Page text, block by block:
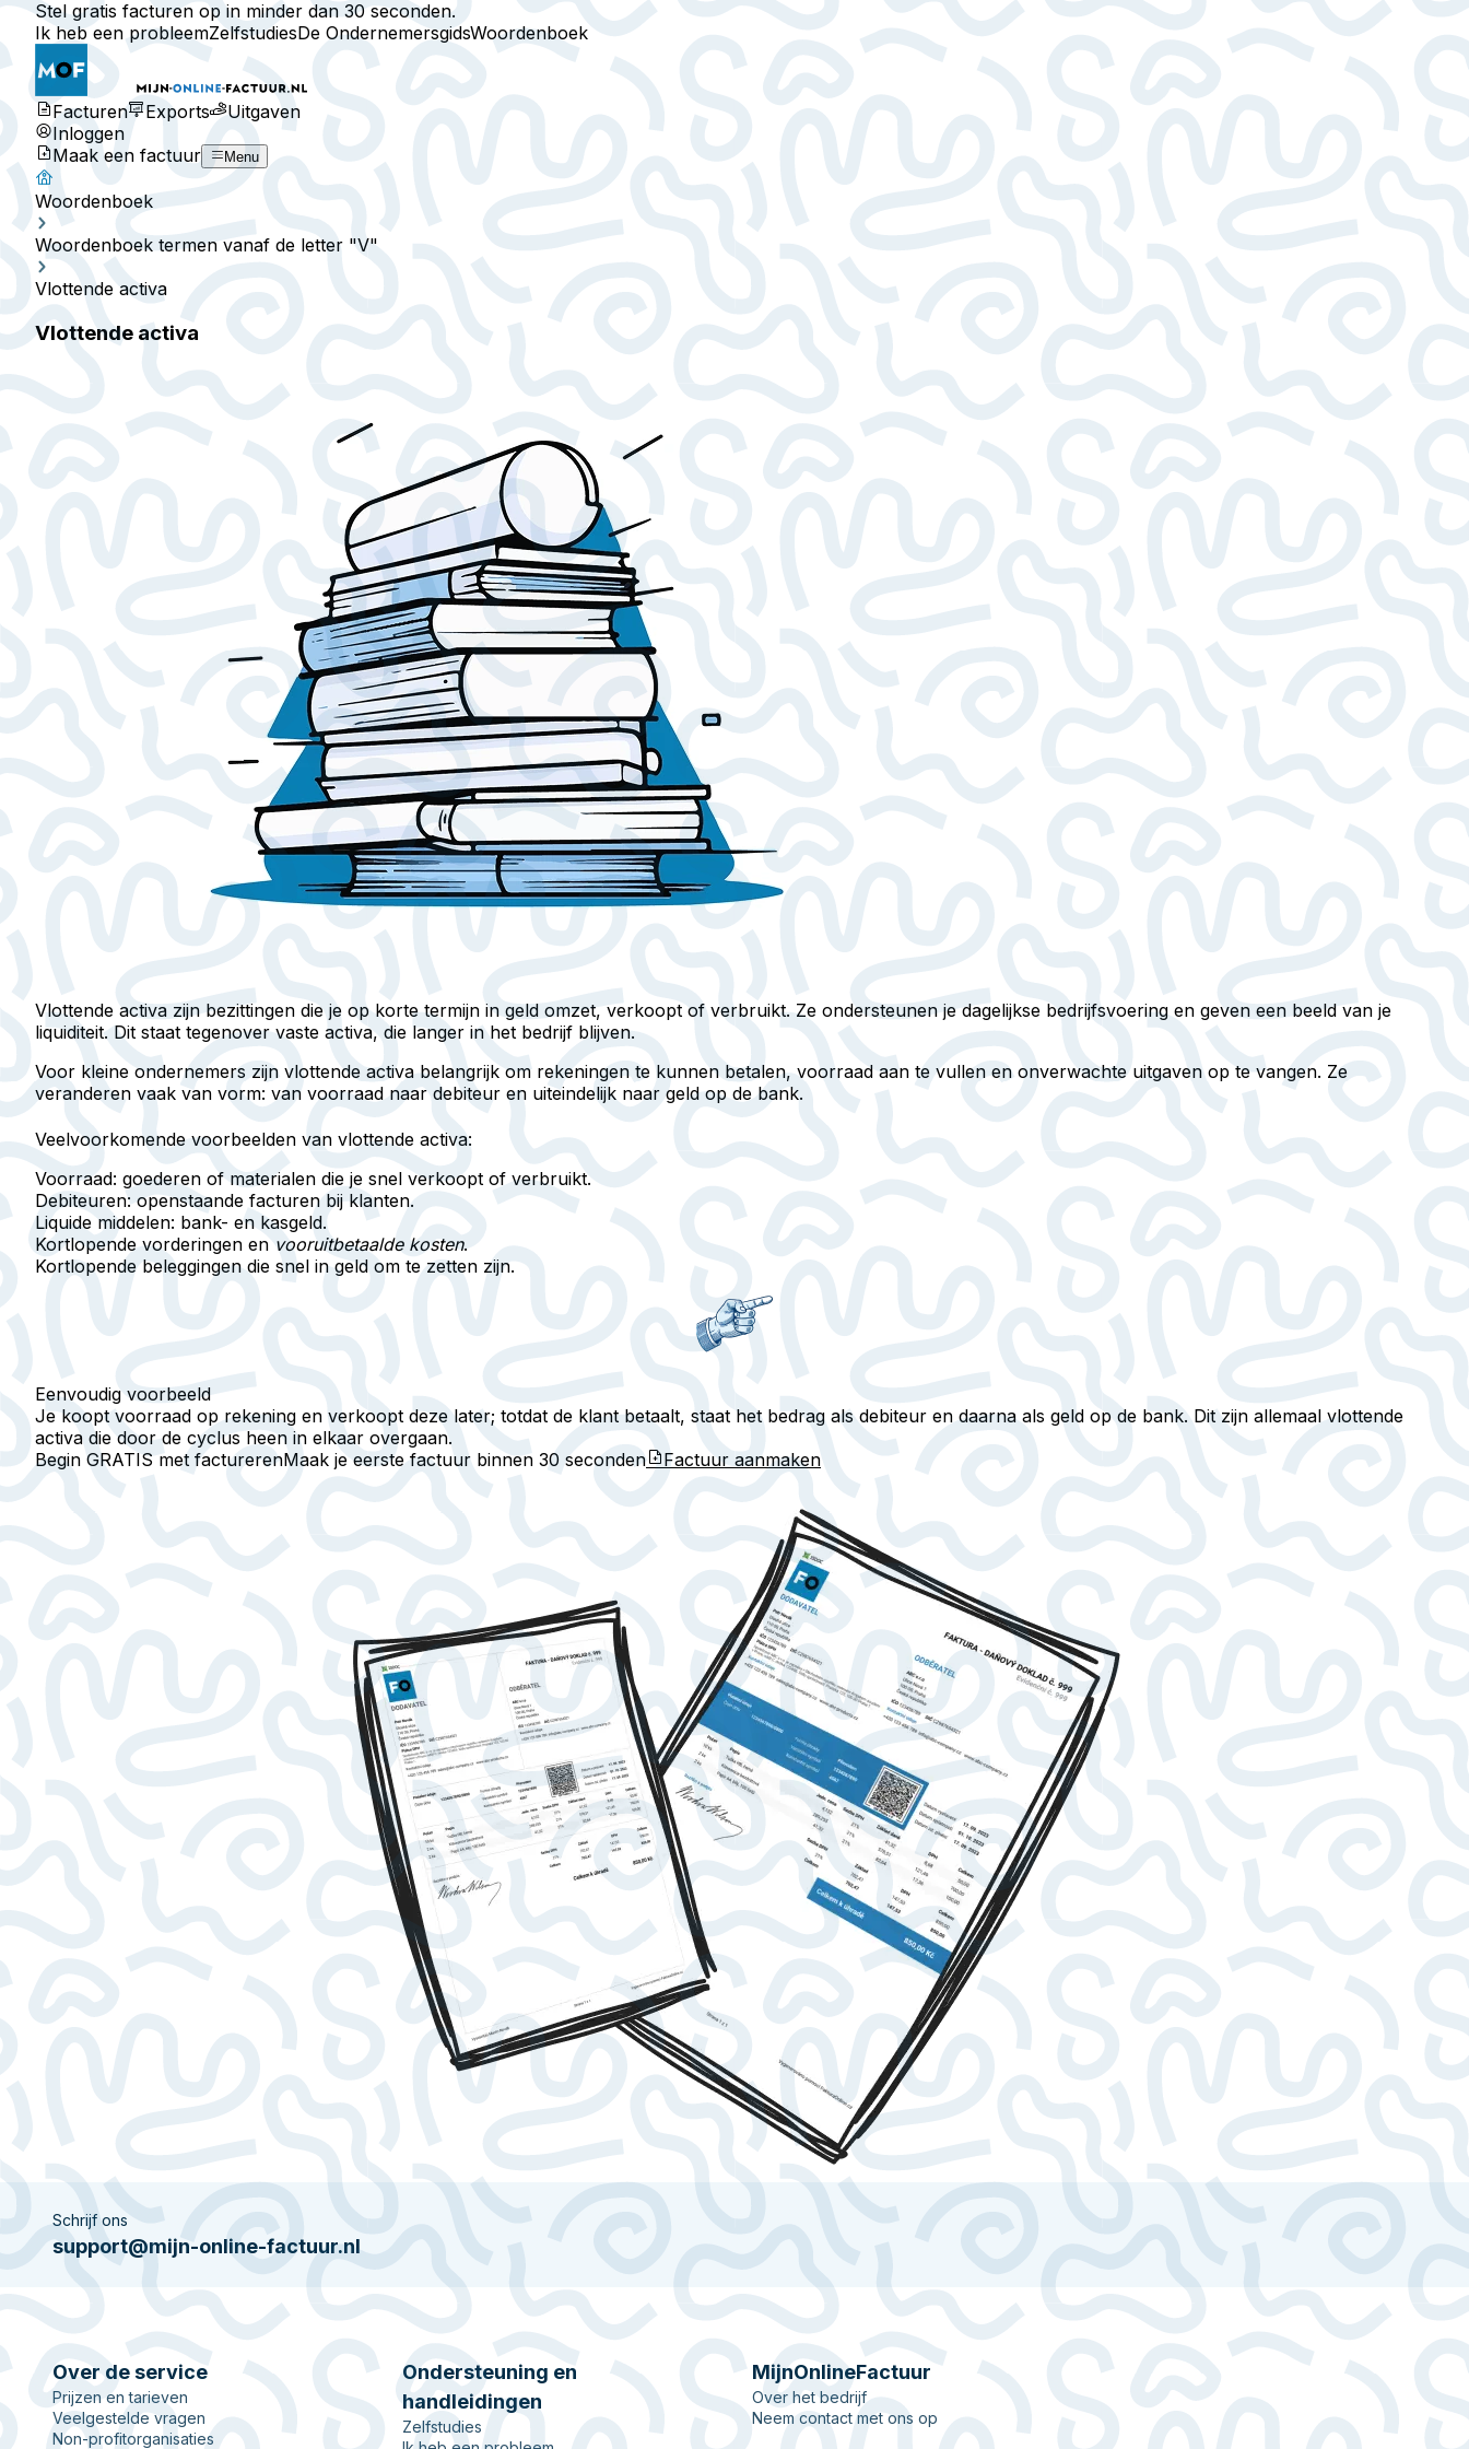
Stel gratis facturen op in minder dan 30 seconden.
Ik heb een probleemZelfstudiesDe OndernemersgidsWoordenboek
Facturen Exports
Uitgaven
Inloggen
Maak een factuur
Menu
Woordenboek
Woordenboek termen vanaf de letter "V"
Vlottende activa
Vlottende activa
Vlottende activa zijn bezittingen die je op korte termijn in geld omzet, verkoopt of verbruikt. Ze ondersteunen je dagelijkse bedrijfsvoering en geven een beeld van je
liquiditeit. Dit staat tegenover vaste activa, die langer in het bedrijf blijven.
Voor kleine ondernemers zijn vlottende activa belangrijk om rekeningen te kunnen betalen, voorraad aan te vullen en onverwachte uitgaven op te vangen. Ze
veranderen vaak van vorm: van voorraad naar debiteur en uiteindelijk naar geld op de bank.
Veelvoorkomende voorbeelden van vlottende activa:
Voorraad: goederen of materialen die je snel verkoopt of verbruikt.
Debiteuren: openstaande facturen bij klanten.
Liquide middelen: bank- en kasgeld.
Kortlopende vorderingen en vooruitbetaalde kosten.
Kortlopende beleggingen die snel in geld om te zetten zijn.
Eenvoudig voorbeeld
Je koopt voorraad op rekening en verkoopt deze later; totdat de klant betaalt, staat het bedrag als debiteur en daarna als geld op de bank. Dit zijn allemaal vlottende
activa die door de cyclus heen in elkaar overgaan.
Begin GRATIS met facturerenMaak je eerste factuur binnen 30 seconden Factuur aanmaken
Schrijf ons
support@mijn-online-factuur.nl
Over de service
Prijzen en tarieven
Veelgestelde vragen
Non-profitorganisaties
Ondersteuning en
handleidingen
Zelfstudies
MijnOnlineFactuur
Over het bedrijf
Neem contact met ons op